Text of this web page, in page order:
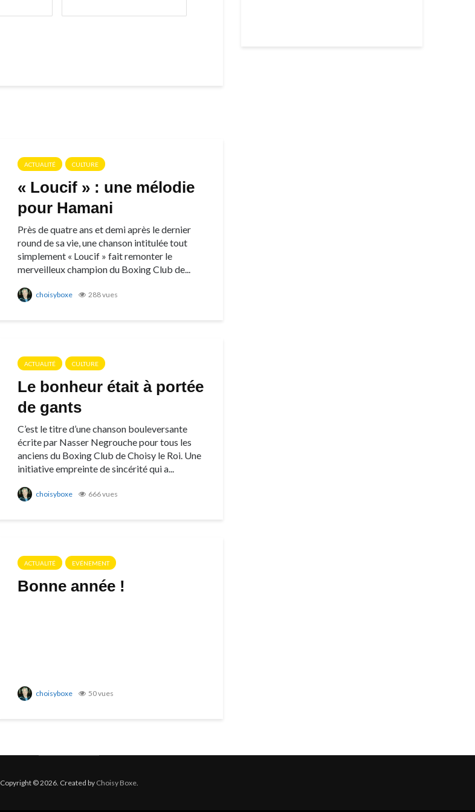
ACTUALITÉ CULTURE
« Loucif » : une mélodie
pour Hamani
Près de quatre ans et demi après le dernier
round de sa vie, une chanson intitulée tout
simplement « Loucif » fait remonter le
merveilleux champion du Boxing Club de...
choisyboxe 288 vues
ACTUALITÉ CULTURE
Le bonheur était à portée
de gants
C’est le titre d’une chanson bouleversante
écrite par Nasser Negrouche pour tous les
anciens du Boxing Club de Choisy le Roi. Une
initiative empreinte de sincérité qui a...
choisyboxe 666 vues
ACTUALITÉ EVÉNEMENT
Bonne année !
choisyboxe 50 vues
Copyright © 2026. Created by Choisy Boxe.